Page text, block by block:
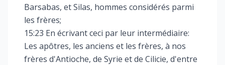
Barsabas, et Silas, hommes considérés parmi
les frères;
15:23 En écrivant ceci par leur intermédiaire:
Les apôtres, les anciens et les frères, à nos
frères d'Antioche, de Syrie et de Cilicie, d'entre